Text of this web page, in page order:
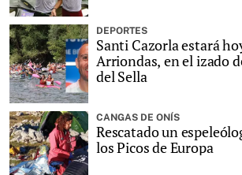
DEPORTES
Santi Cazorla estará
Arriondas, en el izado
del Sella
CANGAS DE ONÍS
Rescatado un
los Picos de Europa